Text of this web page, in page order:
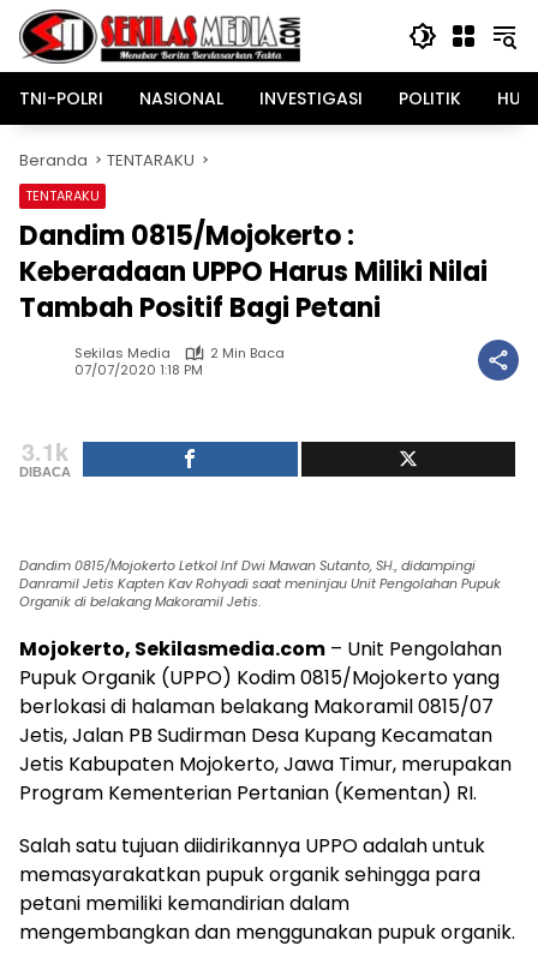
Langsung
konten
TNI-POLRI
NASIONAL INVESTIGASI POLITIK
Beranda TENTARAKU
TENTARAKU
Dandim 0815/Mojokerto :
Keberadaan UPPO Harus Miliki Nilai
Tambah Positif Bagi Petani
Sekilas Media
2 Min Baca
07/07/2020 1:18 PM
3.1k
DIBACA
Dandim 0815/Mojokerto Letkol Inf Dwi Mawan Sutanto, SH., didampingi
Danramil Jetis Kapten Kav Rohyadi saat meninjau Unit Pengolahan Pupuk
Organik di belakang Makoramil Jetis.
Mojokerto, Sekilasmedia.com – Unit Pengolahan
Pupuk Organik (UPPO) Kodim 0815/Mojokerto yang
berlokasi di halaman belakang Makoramil 0815/07
Jetis, Jalan PB Sudirman Desa Kupang Kecamatan
Jetis Kabupaten Mojokerto, Jawa Timur, merupakan
Program Kementerian Pertanian (Kementan) RI.
Salah satu tujuan diidirikannya UPPO adalah untuk
memasyarakatkan pupuk organik sehingga para
petani memiliki kemandirian dalam
mengembangkan dan menggunakan pupuk organik.